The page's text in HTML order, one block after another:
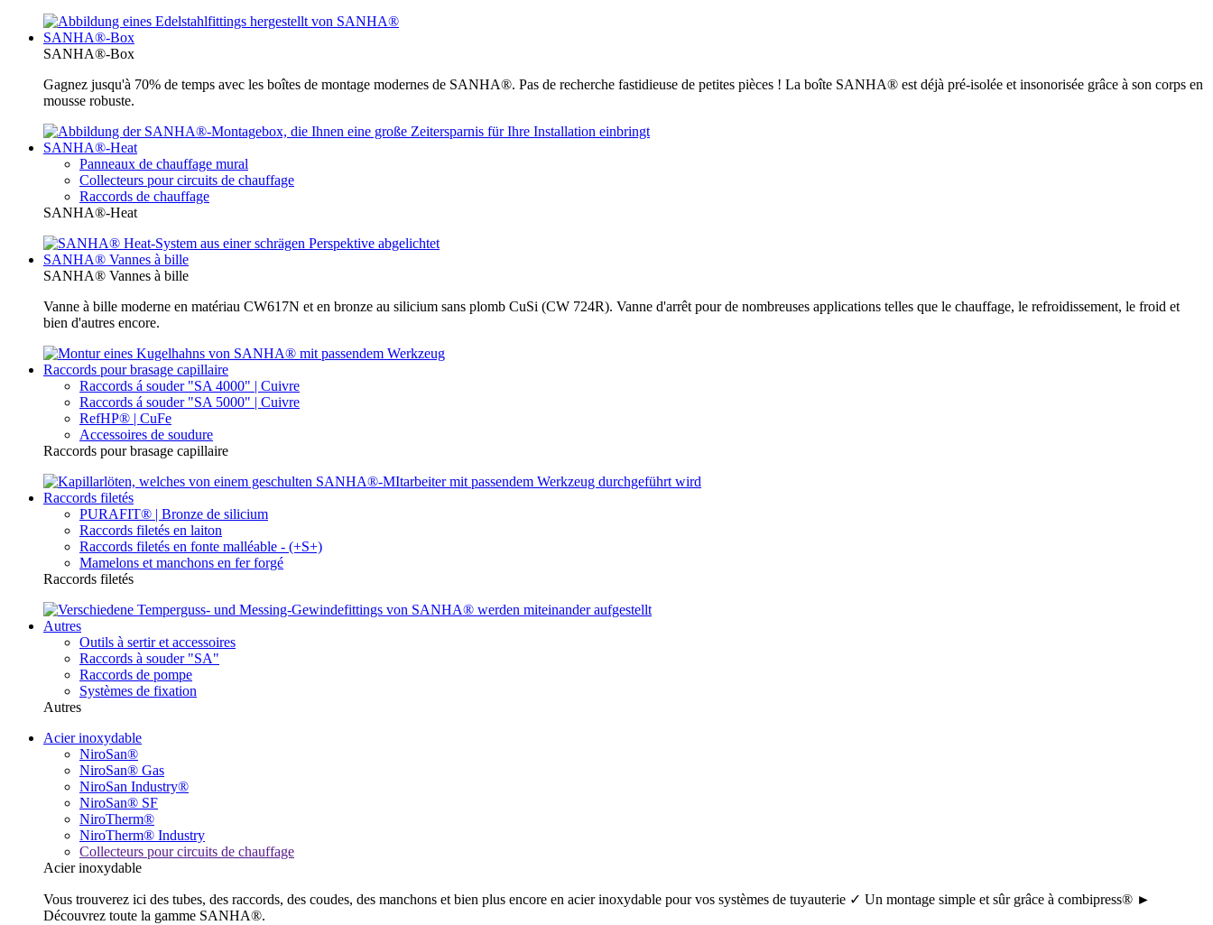
SANHA®-Box
SANHA®-Box
Gagnez jusqu'à 70% de temps avec les boîtes de montage modernes de SANHA®. Pas de recherche fastidieuse de petites pièces ! La boîte SANHA® est déjà pré-isolée et insonorisée grâce à son corps en
mousse robuste.
SANHA®-Heat
Panneaux de chauffage mural
Collecteurs pour circuits de chauffage
Raccords de chauffage
SANHA®-Heat
SANHA® Vannes à bille
SANHA® Vannes à bille
Vanne à bille moderne en matériau CW617N et en bronze au silicium sans plomb CuSi (CW 724R). Vanne d'arrêt pour de nombreuses applications telles que le chauffage, le refroidissement, le froid et
bien d'autres encore.
Raccords pour brasage capillaire
Raccords á souder "SA 4000" | Cuivre
Raccords á souder "SA 5000" | Cuivre
RefHP® | CuFe
Accessoires de soudure
Raccords pour brasage capillaire
Raccords filetés
PURAFIT® | Bronze de silicium
Raccords filetés en laiton
Raccords filetés en fonte malléable - (+S+)
Mamelons et manchons en fer forgé
Raccords filetés
Autres
Outils à sertir et accessoires
Raccords à souder "SA"
Raccords de pompe
Systèmes de fixation
Autres
Acier inoxydable
NiroSan®
NiroSan® Gas
NiroSan Industry®
NiroSan® SF
NiroTherm®
NiroTherm® Industry
Collecteurs pour circuits de chauffage
Acier inoxydable
Vous trouverez ici des tubes, des raccords, des coudes, des manchons et bien plus encore en acier inoxydable pour vos systèmes de tuyauterie ✓ Un montage simple et sûr grâce à combipress® ►
Découvrez toute la gamme SANHA®.